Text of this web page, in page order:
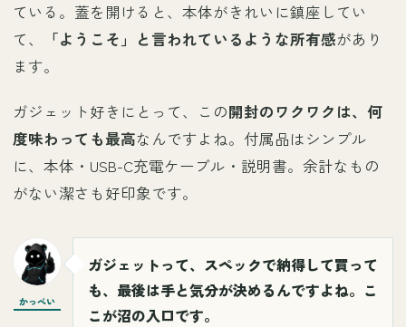
ている。蓋を開けると、本体がきれいに鎮座してい
て、
「ようこそ」と言われているような所有感があり
ます。
ガジェット好きにとって、この開封のワクワクは、何
度味わっても最高なんですよね。付属品はシンプル
に、本体・USB-C充電ケーブル・説明書。余計なもの
がない潔さも好印象です。
かっぺい
ガジェットって、スペックで納得して買って
も、最後は手と気分が決めるんですよね。こ
こが沼の入口です。